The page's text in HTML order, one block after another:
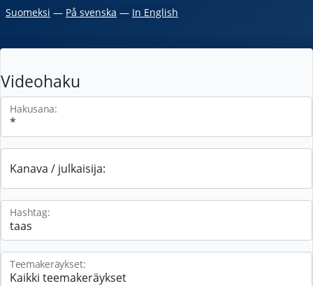
Suomeksi ― På svenska ― In English
Videohaku
Hakusana:
Kanava / julkaisija:
Hashtag:
Teemakeräykset: